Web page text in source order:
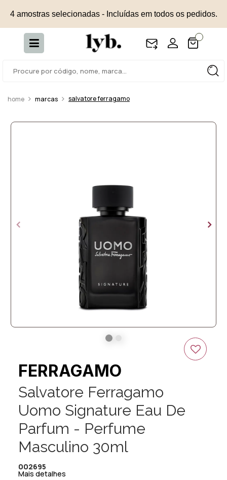
4 amostras selecionadas - Incluídas em todos os pedidos.
marcas salvatore ferragamo
FERRAGAMO
Salvatore Ferragamo
Uomo Signature Eau De
Parfum - Perfume
Masculino 30ml
002695
Mais detalhes